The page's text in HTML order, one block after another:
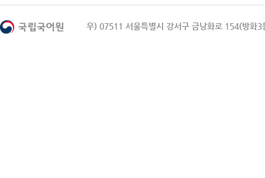
우) 07511 서울특별시 강서구 금낭화로 154(방화3